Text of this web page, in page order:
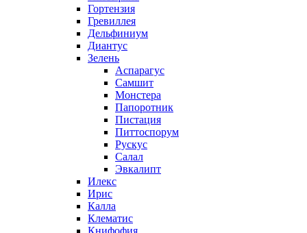
Гортензия
Гревиллея
Дельфиниум
Диантус
Зелень
Аспарагус
Самшит
Монстера
Папоротник
Пистация
Питтоспорум
Рускус
Салал
Эвкалипт
Илекс
Ирис
Калла
Клематис